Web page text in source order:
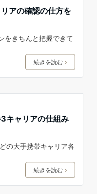
アの確認の仕方を
をきちんと把握できて
続きを読む
キャリアの仕組み
の大手携帯キャリア各
続きを読む